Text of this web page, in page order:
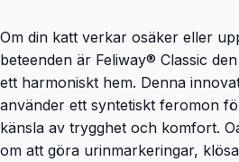
Om din katt verkar osäker eller
beteenden är Feliway® Classic
ett harmoniskt hem. Denna
använder ett syntetiskt feromon
känsla av trygghet och komfort.
om att göra urinmarkeringar,